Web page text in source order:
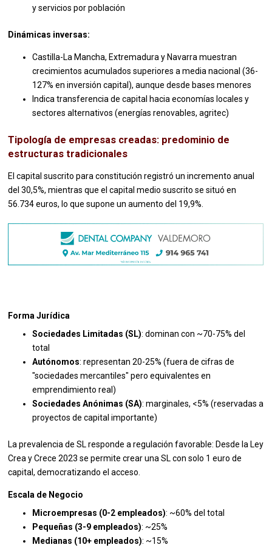
y servicios por población
Dinámicas inversas:
Castilla-La Mancha, Extremadura y Navarra muestran
crecimientos acumulados superiores a media nacional (36-
127% en inversión capital), aunque desde bases menores
Indica transferencia de capital hacia economías locales y
sectores alternativos (energías renovables, agritec)
Tipología de empresas creadas: predominio de
estructuras tradicionales
El capital suscrito para constitución registró un incremento anual
del 30,5%, mientras que el capital medio suscrito se situó en
56.734 euros, lo que supone un aumento del 19,9%.
Forma Jurídica
Sociedades Limitadas (SL): dominan con ~70-75% del
total
Autónomos: representan 20-25% (fuera de cifras de
"sociedades mercantiles" pero equivalentes en
emprendimiento real)
Sociedades Anónimas (SA): marginales, <5% (reservadas a
proyectos de capital importante)
La prevalencia de SL responde a regulación favorable: Desde la Ley
Crea y Crece 2023 se permite crear una SL con solo 1 euro de
capital, democratizando el acceso.
Escala de Negocio
Microempresas (0-2 empleados): ~60% del total
Pequeñas (3-9 empleados): ~25%
Medianas (10+ empleados): ~15%